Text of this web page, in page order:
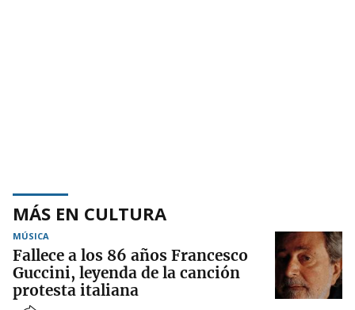
MÁS EN CULTURA
MÚSICA
Fallece a los 86 años Francesco
Guccini, leyenda de la canción
protesta italiana